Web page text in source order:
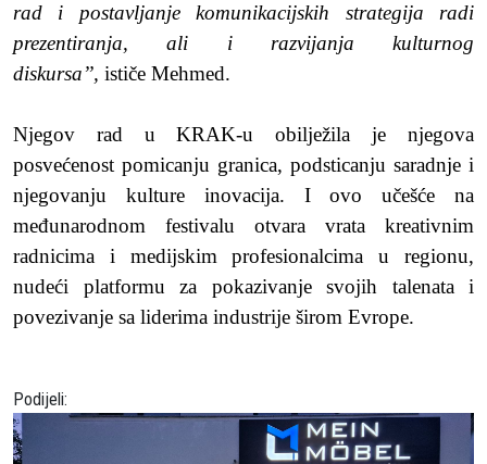
rad i postavljanje komunikacijskih strategija radi
prezentiranja, ali i razvijanja kulturnog
diskursa’’, ističe Mehmed.
Njegov rad u KRAK-u obilježila je njegova
posvećenost pomicanju granica, podsticanju saradnje i
njegovanju kulture inovacija. I ovo učešće na
međunarodnom festivalu otvara vrata kreativnim
radnicima i medijskim profesionalcima u regionu,
nudeći platformu za pokazivanje svojih talenata i
povezivanje sa liderima industrije širom Evrope.
Podijeli: